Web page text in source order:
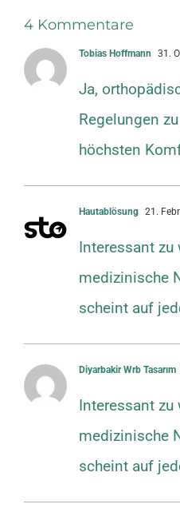
4 Kommentare
Tobias Hoffmann 31.
Ja,
Regelungen
höchsten
Hautablösung 21.
Interessant
medizinische
scheint auf
Diyarbakir Wrb Tasarım
Interessant
medizinische
scheint auf